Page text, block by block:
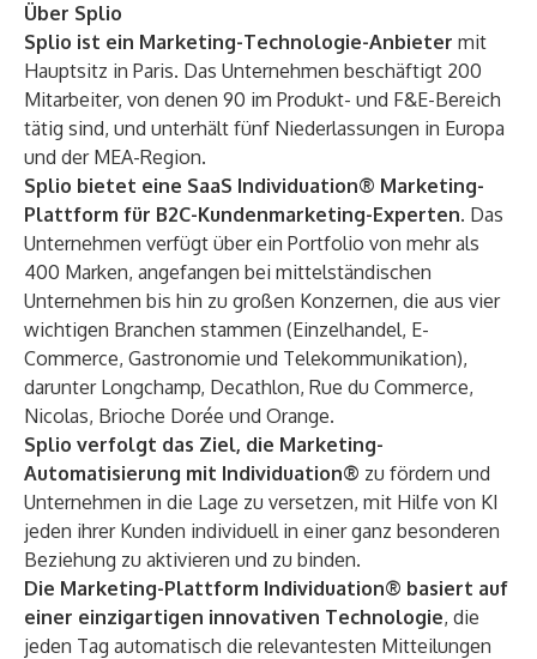
Über Splio
Splio ist ein Marketing-Technologie-Anbieter mit
Hauptsitz in Paris. Das Unternehmen beschäftigt 200
Mitarbeiter, von denen 90 im Produkt- und F&E-Bereich
tätig sind, und unterhält fünf Niederlassungen in Europa
und der MEA-Region.
Splio bietet eine SaaS Individuation® Marketing-
Plattform für B2C-Kundenmarketing-Experten. Das
Unternehmen verfügt über ein Portfolio von mehr als
400 Marken, angefangen bei mittelständischen
Unternehmen bis hin zu großen Konzernen, die aus vier
wichtigen Branchen stammen (Einzelhandel, E-
Commerce, Gastronomie und Telekommunikation),
darunter Longchamp, Decathlon, Rue du Commerce,
Nicolas, Brioche Dorée und Orange.
Splio verfolgt das Ziel, die Marketing-
Automatisierung mit Individuation® zu fördern und
Unternehmen in die Lage zu versetzen, mit Hilfe von KI
jeden ihrer Kunden individuell in einer ganz besonderen
Beziehung zu aktivieren und zu binden.
Die Marketing-Plattform Individuation® basiert auf
einer einzigartigen innovativen Technologie, die
jeden Tag automatisch die relevantesten Mitteilungen